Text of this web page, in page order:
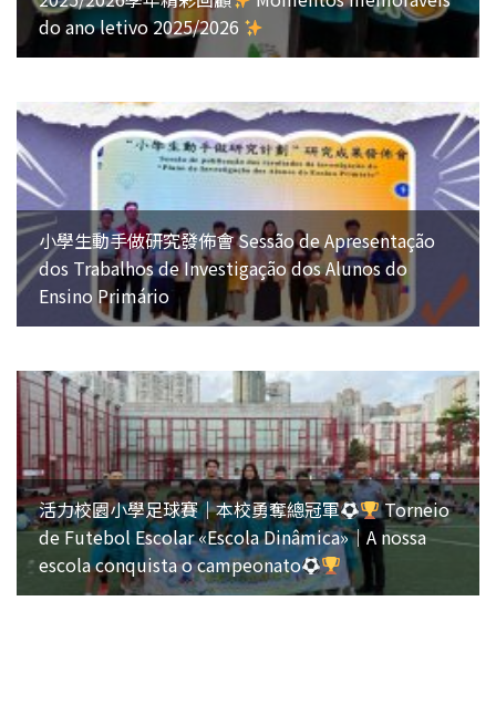
do ano letivo 2025/2026
小學生動手做研究發佈會 Sessão de Apresentação
dos Trabalhos de Investigação dos Alunos do
Ensino Primário
活力校園小學足球賽｜本校勇奪總冠軍
Torneio
de Futebol Escolar «Escola Dinâmica»｜A nossa
escola conquista o campeonato